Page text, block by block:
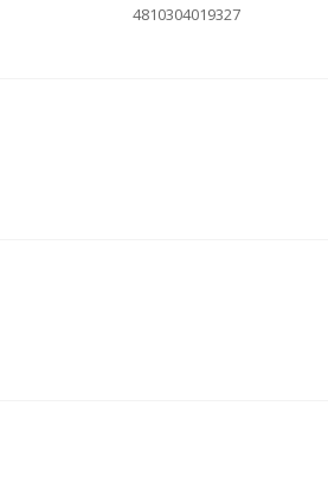
4810304019327